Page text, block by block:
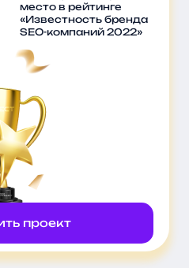
место в рейтинге
«Известность бренда
SEO-компаний 2022»
проект